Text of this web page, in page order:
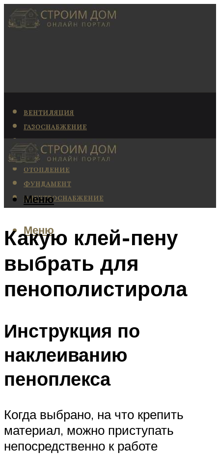
ВЕНТИЛЯЦИЯ
ГАЗОСНАБЖЕНИЕ
КАНАЛИЗАЦИЯ
КОНДИЦИОНИРОВАНИЕ
ОТОПЛЕНИЕ
ФУНДАМЕНТ
ЭЛЕКТРОСНАБЖЕНИЕ
Меню
Меню
Какую клей-пену
выбрать для
пенополистирола
Инструкция по
наклеиванию
пеноплекса
Когда выбрано, на что крепить
материал, можно приступать
непосредственно к работе